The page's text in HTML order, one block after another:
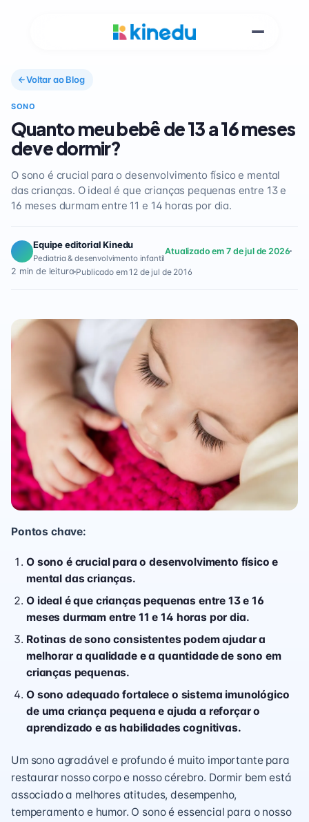
Voltar ao Blog
SONO
Quanto meu bebê de 13 a 16 meses
deve dormir?
O sono é crucial para o desenvolvimento físico e mental
das crianças. O ideal é que crianças pequenas entre 13 e
16 meses durmam entre 11 e 14 horas por dia.
Equipe editorial Kinedu
Pediatria & desenvolvimento infantil
Atualizado em 7 de jul de 2026
2 min de leitura Publicado em 12 de jul de 2016
Pontos chave:
O sono é crucial para o desenvolvimento físico e
mental das crianças.
O ideal é que crianças pequenas entre 13 e 16
meses durmam entre 11 e 14 horas por dia.
Rotinas de sono consistentes podem ajudar a
melhorar a qualidade e a quantidade de sono em
crianças pequenas.
O sono adequado fortalece o sistema imunológico
de uma criança pequena e ajuda a reforçar o
aprendizado e as habilidades cognitivas.
Um sono agradável e profundo é muito importante para
restaurar nosso corpo e nosso cérebro. Dormir bem está
associado a melhores atitudes, desempenho,
temperamento e humor. O sono é essencial para o nosso